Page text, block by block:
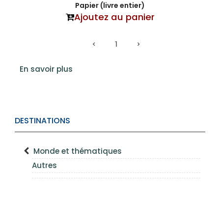
DESTINATIONS
Monde et thématiques
Autres
Papier (livre entier)
Ajoutez au panier
1
En savoir plus